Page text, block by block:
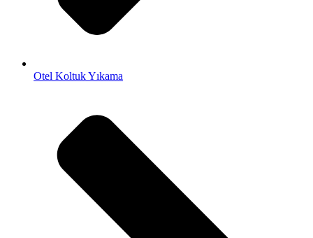
Otel Koltuk Yıkama